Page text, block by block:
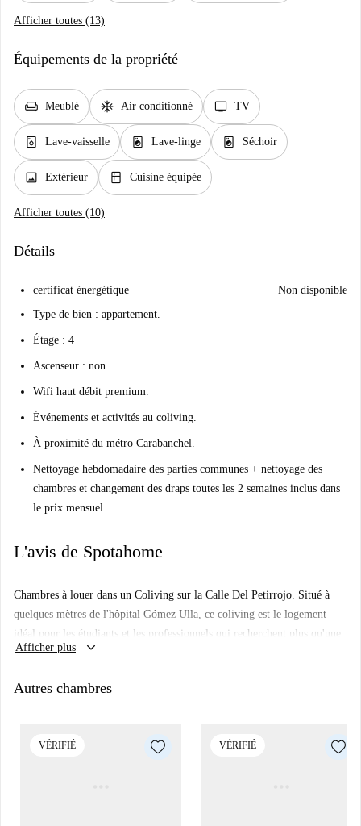
Afficher toutes (13)
Équipements de la propriété
chair Meublé ac_unit Air conditionné tv TV
dishwasher_gen Lave-vaisselle local_laundry_service Lave-linge local_laundry_service Séchoir
image Extérieur kitchen Cuisine équipée
Afficher toutes (10)
Détails
certificat énergétique
Non disponible
Type de bien : appartement.
Étage : 4
Ascenseur : non
Wifi haut débit premium.
Événements et activités au coliving.
À proximité du métro Carabanchel.
Nettoyage hebdomadaire des parties communes + nettoyage des
chambres et changement des draps toutes les 2 semaines inclus dans
le prix mensuel.
L'avis de Spotahome
Chambres à louer dans un Coliving sur la Calle Del Petirrojo. Situé à
quelques mètres de l'hôpital Gómez Ulla, ce coliving est le logement
idéal pour les étudiants et les professionnels qui recherchent plus qu'une
simple chambre, mais un lieu pour socialiser et grandir. Le bâtiment est
Au sous-sol, vous profiterez d'une salle de sport, d'une salle de jeux
Le rez-de-chaussée comprend un hall d'entrée, une cuisine
commune, une salle à manger, un espace chill-out, un coworking, un
Afficher plus keyboard_arrow_down
Autres chambres
VÉRIFIÉ VÉRIFIÉ